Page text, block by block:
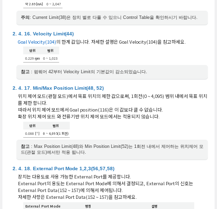
약 2.69[mA]
0 ~ 2,047
주의: Current Limit(38)은 장치 별로 다를 수 있으니 Control Table을 확인하시기 바랍니다.
Velocity Limit(44)
Goal Velocity(104)의 한계 값입니다. 자세한 설명은 Goal Velocity(104)을 참고하세요.
단위
범위
0.229 rpm
0 ~ 1,023
참고 : 펌웨어 42부터 Velocity Limit의 기본값이 감소되었습니다.
Min/Max Position Limit(48, 52)
위치 제어 모드(관절 모드)에서 목표 위치의 제한 값으로써, 1회전(0 ~ 4,095) 범위 내에서 목표 위치
를 제한 합니다.
따라서 위치 제어 모드에서 Goal position(116)은 이 값보다 클 수 없습니다.
확장 위치 제어 모드 와 전류기반 위치 제어 모드에서는 적용되지 않습니다.
단위
범위
0.088 [°]
0 ~ 4,095(1 회전)
참고 : Max Position Limit(48)와 Min Position Limit(52)는 1회전 내에서 제어하는 위치제어 모
드(관절 모드)에서만 적용 됩니다.
External Port Mode 1,2,3(56,57,58)
장치는 다용도로 사용 가능한 External Port를 제공합니다.
External Port의 용도는 External Port Mode에 의해서 결정되고, External Port의 신호는
External Port Data(152 ~ 157)에 의해서 제어됩니다.
자세한 사항은 External Port Data(152 ~ 157)을 참고하세요.
External Port Mode 명칭
설명